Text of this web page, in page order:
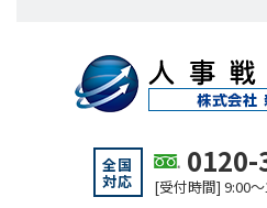
全国
対応
0120-
[受付時間] 9:00～